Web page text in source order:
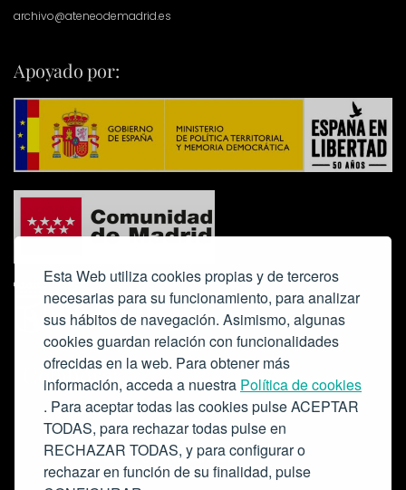
Esta Web utiliza cookies propias y de terceros
necesarias para su funcionamiento, para analizar
sus hábitos de navegación. Asimismo, algunas
cookies guardan relación con funcionalidades
ofrecidas en la web. Para obtener más
información, acceda a nuestra Política de cookies
. Para aceptar todas las cookies pulse ACEPTAR
TODAS, para rechazar todas pulse en
RECHAZAR TODAS, y para configurar o
rechazar en función de su finalidad, pulse
archivo@ateneodemadrid.es
Apoyado por:
Colabora: